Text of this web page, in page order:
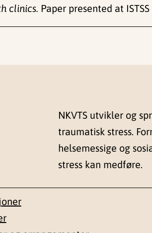
clinics. Paper presented at
NKVTS utvikler og
traumatisk stress.
helsemessige og
stress kan medføre.